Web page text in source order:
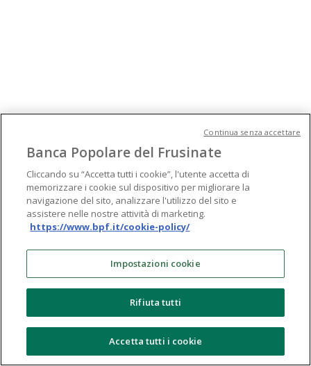
Banca Popolare del Frusinate
Cliccando su “Accetta tutti i cookie”, l'utente accetta di
memorizzare i cookie sul dispositivo per migliorare la
navigazione del sito, analizzare l'utilizzo del sito e
assistere nelle nostre attività di marketing.
https://www.bpf.it/cookie-policy/
Impostazioni cookie
Rifiuta tutti
Accetta tutti i cookie
Continua senza accettare